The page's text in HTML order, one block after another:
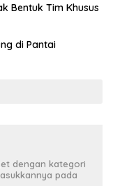
Bentuk Tim Khusus
di Pantai
dengan kategori
pada